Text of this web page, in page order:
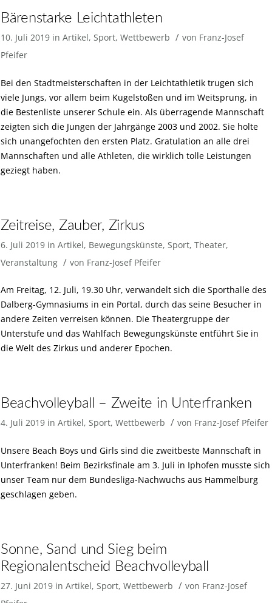
Bärenstarke Leichtathleten
10. Juli 2019 in Artikel, Sport, Wettbewerb / von Franz-Josef
Pfeifer
Bei den Stadtmeisterschaften in der Leichtathletik trugen sich
viele Jungs, vor allem beim Kugelstoßen und im Weitsprung, in
die Bestenliste unserer Schule ein. Als überragende Mannschaft
zeigten sich die Jungen der Jahrgänge 2003 und 2002. Sie holte
sich unangefochten den ersten Platz. Gratulation an alle drei
Mannschaften und alle Athleten, die wirklich tolle Leistungen
geziegt haben.
Zeitreise, Zauber, Zirkus
6. Juli 2019 in Artikel, Bewegungskünste, Sport, Theater,
Veranstaltung / von Franz-Josef Pfeifer
Am Freitag, 12. Juli, 19.30 Uhr, verwandelt sich die Sporthalle des
Dalberg-Gymnasiums in ein Portal, durch das seine Besucher in
andere Zeiten verreisen können. Die Theatergruppe der
Unterstufe und das Wahlfach Bewegungskünste entführt Sie in
die Welt des Zirkus und anderer Epochen.
Beachvolleyball – Zweite in Unterfranken
4. Juli 2019 in Artikel, Sport, Wettbewerb / von Franz-Josef Pfeifer
Unsere Beach Boys und Girls sind die zweitbeste Mannschaft in
Unterfranken! Beim Bezirksfinale am 3. Juli in Iphofen musste sich
unser Team nur dem Bundesliga-Nachwuchs aus Hammelburg
geschlagen geben.
Sonne, Sand und Sieg beim
Regionalentscheid Beachvolleyball
27. Juni 2019 in Artikel, Sport, Wettbewerb / von Franz-Josef